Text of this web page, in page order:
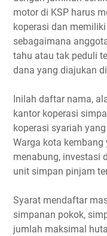
motor di KSP harus
koperasi dan
sebagaimana
tahu atau tak peduli
dana yang diajukan
Inilah daftar nama,
kantor koperasi
koperasi syariah
Warga kota
menabung, investasi
unit simpan pinjam
Syarat mendaftar
simpanan pokok,
jumlah maksimal